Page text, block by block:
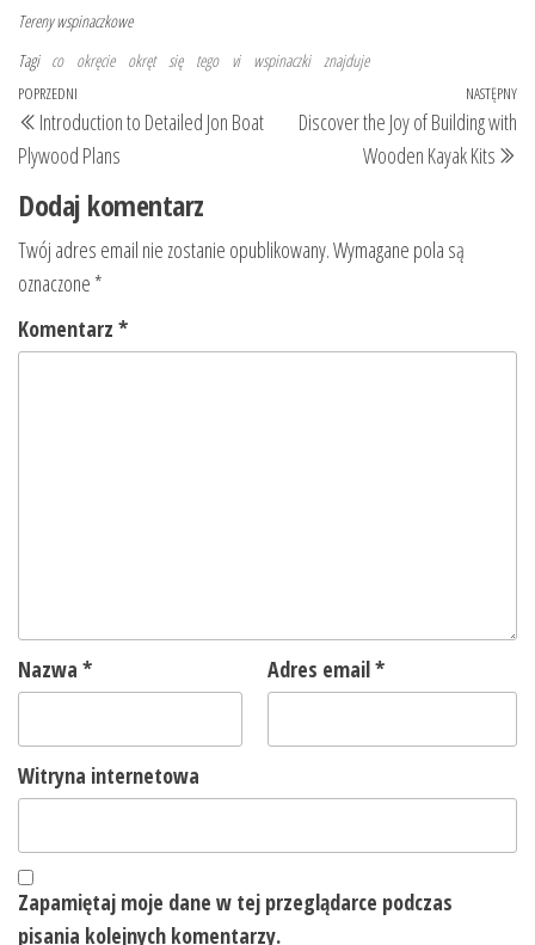
Tereny wspinaczkowe
Tagi co okręcie okręt się tego vi wspinaczki znajduje
Nawigacja
wpisu
Poprzedni
wpis
POPRZEDNI
Introduction to Detailed Jon Boat
Plywood Plans
NASTĘPNY
Discover the Joy of Building with
Wooden Kayak Kits
Dodaj komentarz
Twój adres email nie zostanie opublikowany.Wymagane pola są
oznaczone *
Komentarz *
Nazwa * Adres email*
Witryna internetowa
Zapamiętaj moje dane w tej przeglądarce podczas
pisania kolejnych komentarzy.